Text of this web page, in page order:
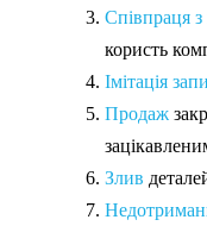
Співпраця
користь
Імітація
Продаж
Злив